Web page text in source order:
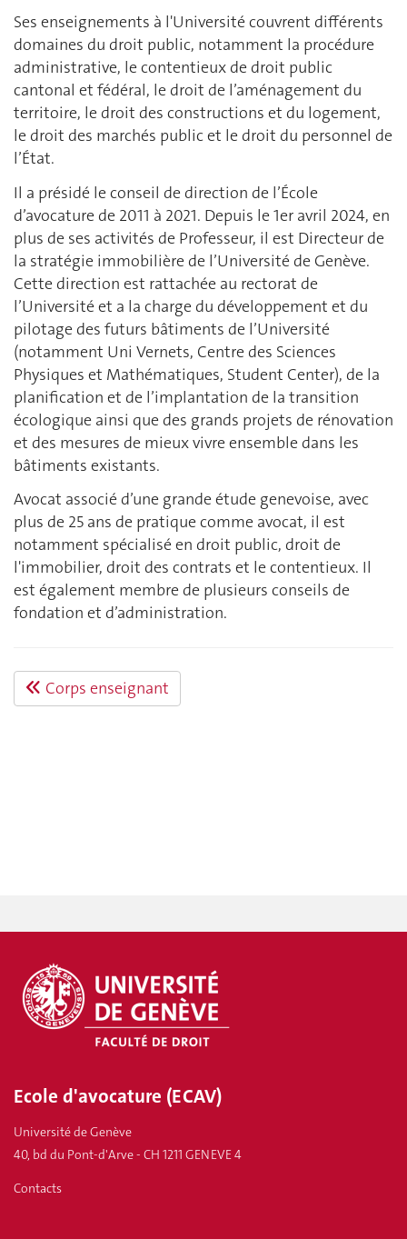
Ses enseignements à l'Université couvrent différents
domaines du droit public, notamment la procédure
administrative, le contentieux de droit public
cantonal et fédéral, le droit de l’aménagement du
territoire, le droit des constructions et du logement,
le droit des marchés public et le droit du personnel de
l’État.
Il a présidé le conseil de direction de l’École
d’avocature de 2011 à 2021. Depuis le 1er avril 2024, en
plus de ses activités de Professeur, il est Directeur de
la stratégie immobilière de l’Université de Genève.
Cette direction est rattachée au rectorat de
l’Université et a la charge du développement et du
pilotage des futurs bâtiments de l’Université
(notamment Uni Vernets, Centre des Sciences
Physiques et Mathématiques, Student Center), de la
planification et de l’implantation de la transition
écologique ainsi que des grands projets de rénovation
et des mesures de mieux vivre ensemble dans les
bâtiments existants.
Avocat associé d’une grande étude genevoise, avec
plus de 25 ans de pratique comme avocat, il est
notamment spécialisé en droit public, droit de
l'immobilier, droit des contrats et le contentieux. Il
est également membre de plusieurs conseils de
fondation et d’administration.
Corps enseignant
Ecole d'avocature (ECAV)
Université de Genève
40, bd du Pont-d'Arve - CH 1211 GENEVE 4
Contacts